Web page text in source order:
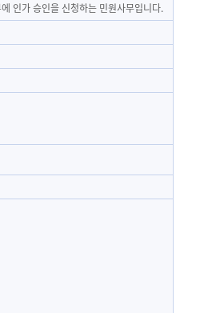
인가 승인을 신청하는 민원사무입니다.